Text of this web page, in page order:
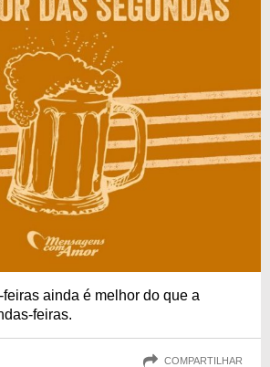
ainda é melhor do que a
feiras.
COMPARTILHAR